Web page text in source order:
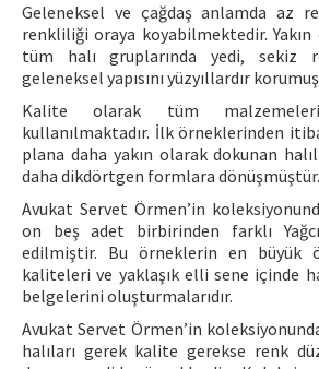
Geleneksel ve çağdaş anlamda az
renkliliği oraya koyabilmektedir. Yakın
tüm halı gruplarında yedi, sekiz
geleneksel yapısını yüzyıllardır
Kalite olarak tüm
kullanılmaktadır. İlk örneklerinden
plana daha yakın olarak dokunan
daha dikdörtgen formlara dönüşmüştür.
Avukat Servet Örmen’in
on beş adet birbirinden farklı
edilmiştir. Bu örneklerin en büyük
kaliteleri ve yaklaşık elli sene içinde
belgelerini oluşturmalarıdır.
Avukat Servet Örmen’in
halıları gerek kalite gerekse renk